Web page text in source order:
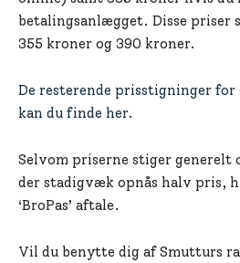
betalingsanlægget. Disse priser
355 kroner og 390 kroner.
De resterende prisstigninger for
kan du finde her.
Selvom priserne stiger generelt
der stadigvæk opnås halv pris,
‘BroPas’ aftale.
Vil du benytte dig af Smutturs